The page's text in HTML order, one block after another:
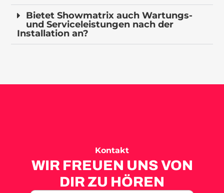
Bietet Showmatrix auch Wartungs-
und Serviceleistungen nach der
Installation an?
Kontakt
WIR FREUEN UNS VON
DIR ZU HÖREN